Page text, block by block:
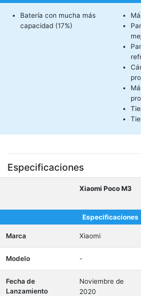
Batería con mucha más
capacidad (17%)
Especificaciones
Xiaomi Poco M3
Especificaciones
Marca Xiaomi
Modelo -
Fecha de
Lanzamiento
Noviembre de
2020